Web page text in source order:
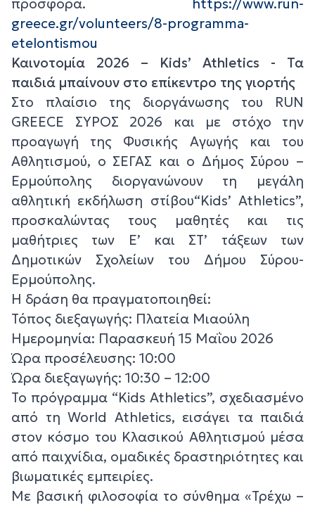
greece.gr/volunteers/8-programma-
etelontismou
Καινοτομία 2026 – Kids’ Athletics - Τα
παιδιά μπαίνουν στο επίκεντρο της γιορτής
Στο πλαίσιο της διοργάνωσης του RUN
GREECE ΣΥΡΟΣ 2026 και με στόχο την
προαγωγή της Φυσικής Αγωγής και του
Αθλητισμού, ο ΣΕΓΑΣ και ο Δήμος Σύρου –
Ερμούπολης διοργανώνουν τη μεγάλη
αθλητική εκδήλωση στίβου“Kids’ Athletics”,
προσκαλώντας τους μαθητές και τις
μαθήτριες των Ε’ και ΣΤ’ τάξεων των
Δημοτικών Σχολείων του Δήμου Σύρου-
Ερμούπολης.
Η δράση θα πραγματοποιηθεί:
Τόπος διεξαγωγής: Πλατεία Μιαούλη
Ημερομηνία: Παρασκευή 15 Μαΐου 2026
Ώρα προσέλευσης: 10:00
Ώρα διεξαγωγής: 10:30 – 12:00
Το πρόγραμμα “Kids Athletics”, σχεδιασμένο
από τη World Athletics, εισάγει τα παιδιά
στον κόσμο του Κλασικού Αθλητισμού μέσα
από παιχνίδια, ομαδικές δραστηριότητες και
βιωματικές εμπειρίες.
Με βασική φιλοσοφία το σύνθημα «Τρέχω –